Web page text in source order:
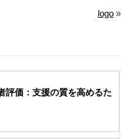
logo»
評価：支援の質を高めるた